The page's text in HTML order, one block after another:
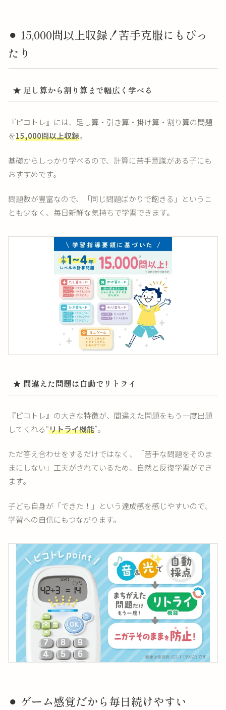
⚫︎ 15,000問以上収録！苦手克服にもぴっ
たり
★ 足し算から割り算まで幅広く学べる
『ピコトレ』には、足し算・引き算・掛け算・割り算の問題
を15,000問以上収録。
基礎からしっかり学べるので、計算に苦手意識がある子にも
おすすめです。
問題数が豊富なので、「同じ問題ばかりで飽きる」というこ
とも少なく、毎日新鮮な気持ちで学習できます。
★ 間違えた問題は自動でリトライ
『ピコトレ』の大きな特徴が、間違えた問題をもう一度出題
してくれる“リトライ機能”。
ただ答え合わせをするだけではなく、「苦手な問題をそのま
まにしない」工夫がされているため、自然と反復学習ができ
ます。
子ども自身が「できた！」という達成感を感じやすいので、
学習への自信にもつながります。
⚫︎ ゲーム感覚だから毎日続けやすい